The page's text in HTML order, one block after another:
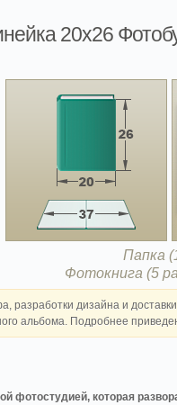
20x26
Папка
Фотокнига (5
разработки дизайна и
альбома. Подробнее
которая